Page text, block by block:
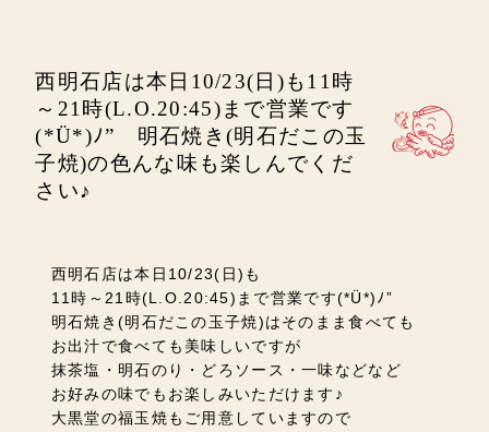
西明石店は本日10/23(日)も11時
～21時(L.O.20:45)まで営業です
(*Ü*)ﾉ” 明石焼き(明石だこの玉
子焼)の色んな味も楽しんでくだ
さい♪
西明石店は本日10/23(日)も
11時～21時(L.O.20:45)まで営業です(*Ü*)ﾉ”
明石焼き(明石だこの玉子焼)はそのまま食べても
お出汁で食べても美味しいですが
抹茶塩・明石のり・どろソース・一味などなど
お好みの味でもお楽しみいただけます♪
大黒堂の福玉焼もご用意して いますので